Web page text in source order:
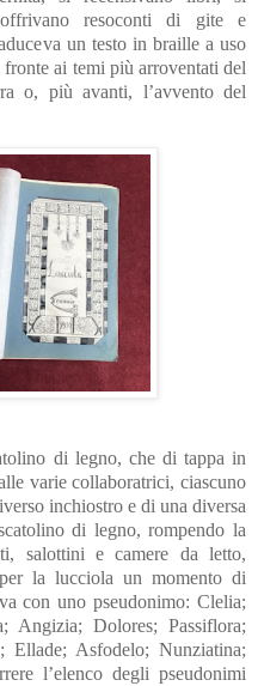
resoconti di gite e
un testo in braille a uso
ai temi più arroventati del
o, più avanti, l’avvento del
di legno, che di tappa in
varie collaboratrici, ciascuno
inchiostro e di una diversa
di legno, rompendo la
salottini e camere da letto,
la lucciola un momento di
con uno pseudonimo: Clelia;
Angizia; Dolores; Passiflora;
Ellade; Asfodelo; Nunziatina;
l’elenco degli pseudonimi